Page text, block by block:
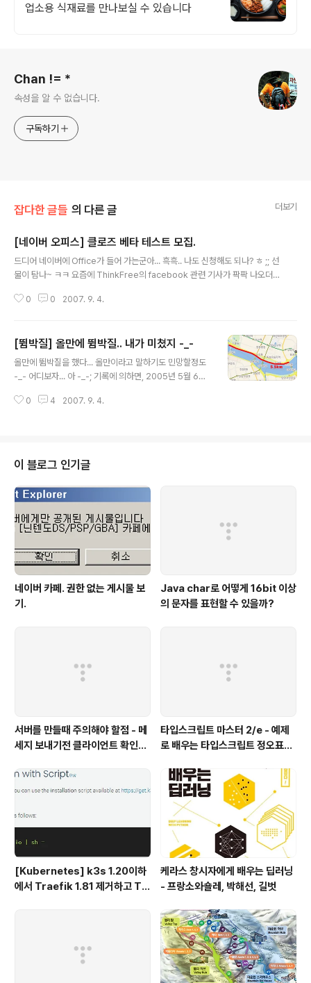
업소용 식재료를 만나보실 수 있습니다
Chan != *
속성을 알 수 없습니다.
구독하기
잡다한 글들 의 다른 글 더보기
[네이버 오피스] 클로즈 베타 테스트 모집.
드디어 네이버에 Office가 들어 가는군아... 흑흑.. 나도 신청해도 되나? ㅎ ;; 선
물이 탐나~ ㅋㅋ 요즘에 ThinkFree의 facebook 관련 기사가 팍팍 나오더
이 걸린다. -_- ( 물론 거의 다 보도자료지만 말이다. ㅋ )
0 0 2007. 9. 4.
[뜀박질] 올만에 뜀박질.. 내가 미쳤지 -_-
올만에 뜀박질을 했다... 올만이라고 말하기도 민망할정도
-_- 어디보자... 아 -_-; 기록에 의하면, 2005년 5월 6일
으니 -_ -알 수 있지.. 참 -_-; 서울올라와서는 물론이고 -_
와서 천호대교까지 였는데.... 하 -_- 이거 답사는 도대체
왜 한거냐 -_- 훗 -_- 잠실대교 약간 전부터 성수대교 지나
서까지 거리상으로는 약 5.5km 이다. 잠실대교를 조금 지
나치면 km 팻말이 나오는데 성수대교를 조금 지나면, 정확
하게 5km 가 되는 지점..
0 4 2007. 9. 4.
이 블로그 인기글
네이버 카페. 권한 없는 게시물 보
기.
Java char로 어떻게 16bit 이상
의 문자를 표현할 수 있을까?
서버를 만들때 주의해야 할점 - 메
세지 보내기전 클라이언트 확인하
타입스크립트 마스터 2/e - 예제
로 배우는 타입스크립트 정오표
[Kubernetes] k3s 1.20이하
에서 Traefik 1.81 제거하고 Tr
케라스 창시자에게 배우는 딥러닝
- 프랑소와숄레, 박해선, 길벗